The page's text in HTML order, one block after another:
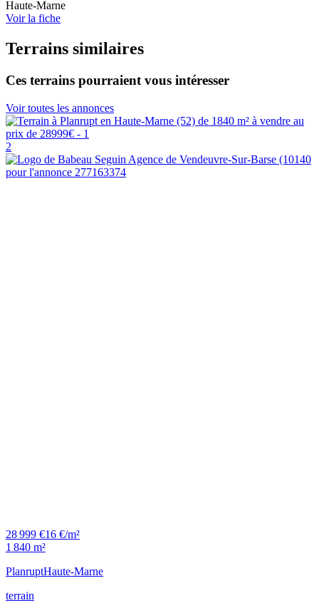
Haute-Marne
Voir la fiche
Terrains similaires
Ces terrains pourraient vous intéresser
Voir toutes les annonces
2
28 999 €16 €/m²
1 840 m²
PlanruptHaute-Marne
terrain